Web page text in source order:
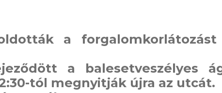
a
a balesetveszélyes
tól megnyitják újra az utcát.